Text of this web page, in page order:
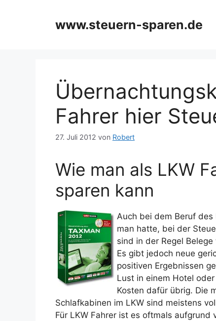
www.steuern-sparen.de
Fahrer hier
27. Juli 2012 von Robert
Wie man als LKW
sparen kann
Auch bei dem Beruf
man hatte, bei der
sind in der Regel
Es gibt jedoch neue
positiven Ergebnissen
Lust in einem Hotel
Kosten dafür übrig. Die
Schlafkabinen im LKW sind meistens
Für LKW Fahrer ist es oftmals